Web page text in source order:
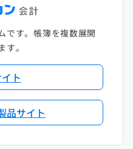
です。帳簿を複数展開
。
ト
品サイト